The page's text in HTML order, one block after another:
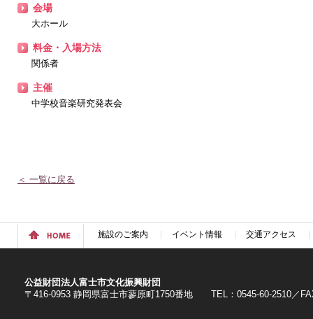
会場
大ホール
料金・入場方法
関係者
主催
中学校音楽研究発表会
＜ 一覧に戻る
施設のご案内 イベント情報 交通アクセス
公益財団法人富士市文化振興財団
〒416-0953 静岡県富士市蓼原町1750番地 TEL：0545-60-2510／